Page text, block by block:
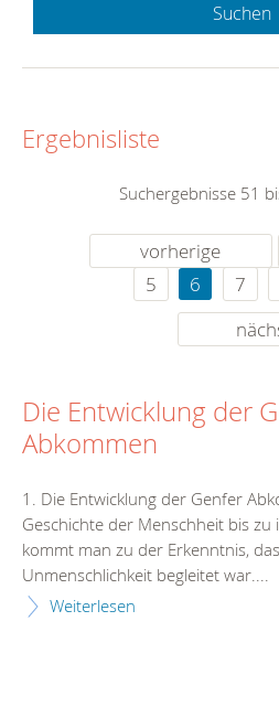
Suchen
Ergebnisliste
Suchergebnisse 51
vorherige
5
6 7
Die Entwicklung der
Abkommen
1. Die Entwicklung der Genfer
Geschichte der Menschheit bis
kommt man zu der Erkenntnis,
Unmenschlichkeit begleitet war....
Weiterlesen